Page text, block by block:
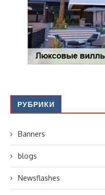
РУБРИКИ
Banners
blogs
Newsflashes